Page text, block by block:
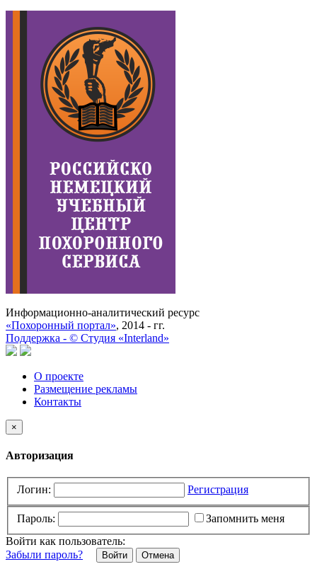
Информационно-аналитический ресурс
«Похоронный портал», 2014 - гг.
Поддержка - © Cтудия «Interland»
О проекте
Размещение рекламы
Контакты
×
Авторизация
Логин: Регистрация
Пароль:
Запомнить меня
Войти как пользователь:
Забыли пароль?
Отмена